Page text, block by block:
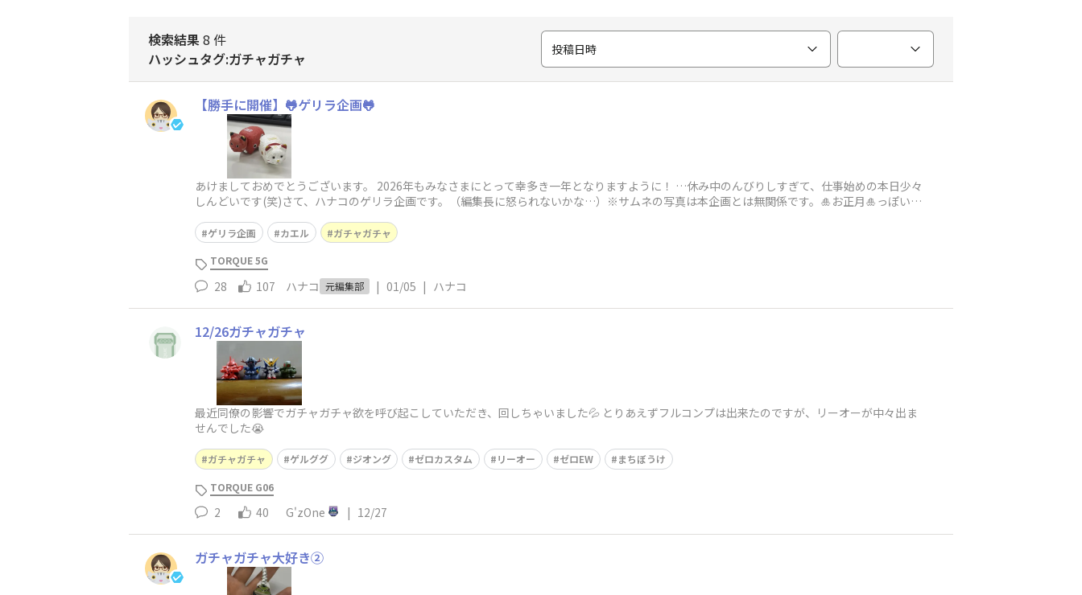
検索結果8 件
ハッシュタグ:ガチャガチャ
投稿日時
【勝手に開催】🐸ゲリラ企画🐸
あけましておめでとうございます。 2026年もみなさまにとって幸多き一年となりますように！ …休み中のんびりしすぎて、仕事始めの本日少々
しんどいです(笑)さて、ハナコのゲリラ企画です。（編集長に怒られないかな…）※サムネの写真は本企画とは無関係です。🎍お正月🎍っぽいか
ゲリラ企画 カエル ガチャガチャ
TORQUE 5G
28 107 ハナコ 元編集部 | 01/05 | ハナコ
12/26ガチャガチャ
最近同僚の影響でガチャガチャ欲を呼び起こしていただき、回しちゃいました💦 とりあえずフルコンプは出来たのですが、リーオーが中々出ま
せんでした😭
ガチャガチャ ゲルググ ジオング ゼロカスタム リーオー ゼロEW まちぼうけ
TORQUE G06
2 40 G'zOne | 12/27
ガチャガチャ大好き②